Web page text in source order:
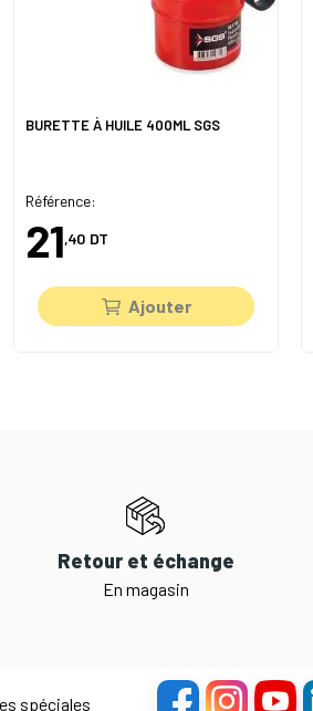
BURETTE À HUILE 400ML SGS
Référence:
21,40 DT
Ajouter
Retour et échange
En magasin
spéciales